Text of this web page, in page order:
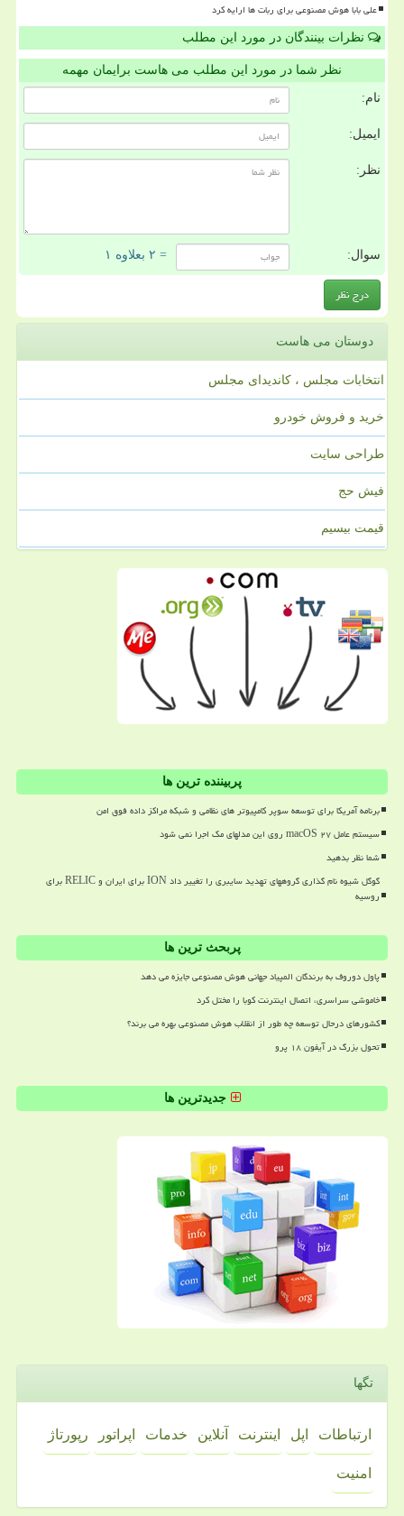
علی بابا هوش مصنوعی برای ربات ها ارایه کرد
نظرات بینندگان در مورد این مطلب
نظر شما در مورد این مطلب می هاست برایمان مهمه
نام:
ایمیل:
نظر:
سوال: = ۲ بعلاوه ۱
دوستان می هاست
انتخابات مجلس ، کاندیدای مجلس
خرید و فروش خودرو
طراحی سایت
فیش حج
قیمت بیسیم
پربیننده ترین ها
برنامه آمریکا برای توسعه سوپر کامپیوتر های نظامی و شبکه مراکز داده فوق امن
سیستم عامل macOS ۲۷ روی این مدلهای مک اجرا نمی شود
شما نظر بدهید
گوگل شیوه نام گذاری گروههای تهدید سایبری را تغییر داد ION برای ایران و RELIC برای
روسیه
پربحث ترین ها
پاول دوروف به برندگان المپیاد جهانی هوش مصنوعی جایزه می دهد
خاموشی سراسری، اتصال اینترنت کوبا را مختل کرد
کشورهای درحال توسعه چه طور از انقلاب هوش مصنوعی بهره می برند؟
تحول بزرگ در آیفون ۱۸ پرو
جدیدترین ها
تگها
ارتباطات اپل اینترنت آنلاین خدمات اپراتور رپورتاژ
امنیت